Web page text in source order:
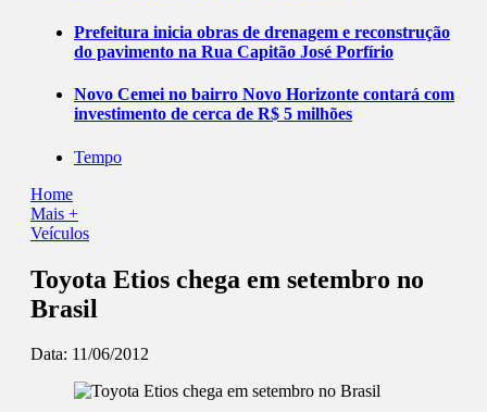
Prefeitura inicia obras de drenagem e reconstrução
do pavimento na Rua Capitão José Porfírio
Novo Cemei no bairro Novo Horizonte contará com
investimento de cerca de R$ 5 milhões
Tempo
Home
Mais +
Veículos
Toyota Etios chega em setembro no
Brasil
Data: 11/06/2012